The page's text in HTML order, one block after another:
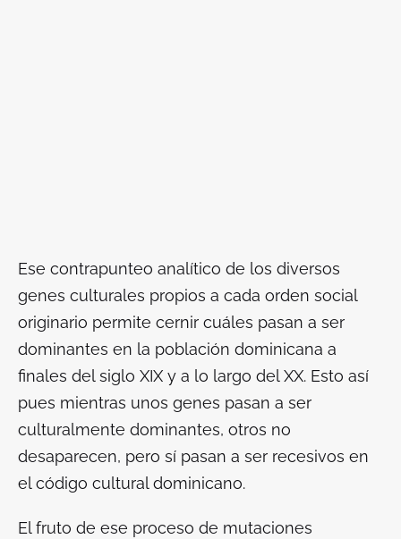
Ese contrapunteo analítico de los diversos
genes culturales propios a cada orden social
originario permite cernir cuáles pasan a ser
dominantes en la población dominicana a
finales del siglo XIX y a lo largo del XX. Esto así
pues mientras unos genes pasan a ser
culturalmente dominantes, otros no
desaparecen, pero sí pasan a ser recesivos en
el código cultural dominicano.
El fruto de ese proceso de mutaciones